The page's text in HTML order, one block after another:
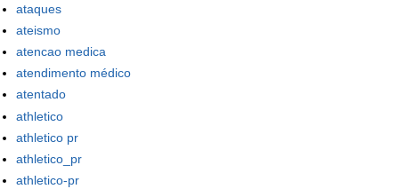
ataques
ateismo
atencao medica
atendimento médico
atentado
athletico
athletico pr
athletico_pr
athletico-pr